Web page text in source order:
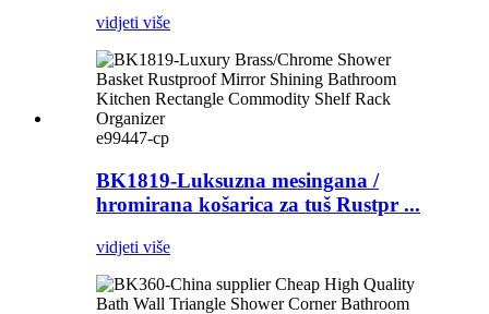
vidjeti više
e99447-cp
BK1819-Luksuzna mesingana /
hromirana košarica za tuš Rustpr ...
vidjeti više